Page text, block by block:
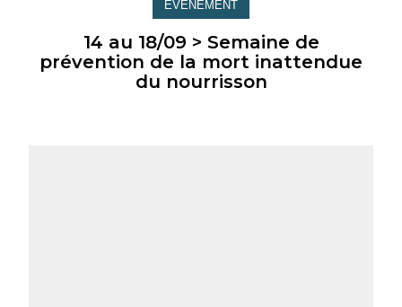
ÉVÉNEMENT
14 au 18/09 > Semaine de
prévention de la mort inattendue
du nourrisson